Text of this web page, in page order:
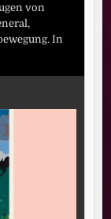
von
In